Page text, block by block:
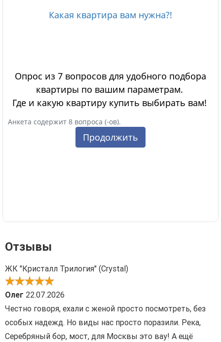
Отзывы
ЖК "Кристалл Трилогия" (Crystal)
Олег 22.07.2026
Честно говоря, ехали с женой просто посмотреть, без
особых надежд. Но виды нас просто поразили. Река,
Серебряный бор, мост, для Москвы это вау! А ещё